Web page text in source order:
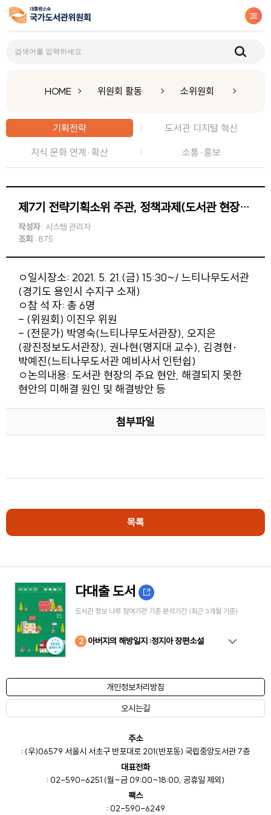
HOME 위원회 활동 소위원회
기획전략
도서관 디지털 혁신
지식 문화 연계·확산
소통·홍보
제7기 전략기획소위 주관, 정책과제(도서관 현장의 문제해결을 위한 정책 체계 연구) TF 2차 회의
작성자: 시스템 관리자
조회 : 875
ㅇ일시장소: 2021. 5. 21.(금) 15:30~/ 느티나무도서관
(경기도 용인시 수지구 소재)
ㅇ참 석 자: 총 6명
- (위원회) 이진우 위원
- (전문가) 박영숙(느티나무도서관장), 오지은
(광진정보도서관장), 권나현(명지대 교수), 김경현·
박예진(느티나무도서관 예비사서 인턴쉽)
ㅇ논의내용: 도서관 현장의 주요 현안, 해결되지 못한
현안의 미해결 원인 및 해결방안 등
첨부파일
목록
다대출 도서
도서관 정보 나루 참여기관 기준 분석기간 (최근 3개월 기준)
1
2 아버지의 해방일지 :정지아 장편소설
3
4
5
6
7
8
9
10
개인정보처리방침
오시는길
주소
: (우)06579 서울시 서초구 반포대로 201(반포동) 국립중앙도서관 7층
대표전화
: 02-590-6251 (월~금 09:00~18:00, 공휴일 제외)
팩스
: 02-590-6249